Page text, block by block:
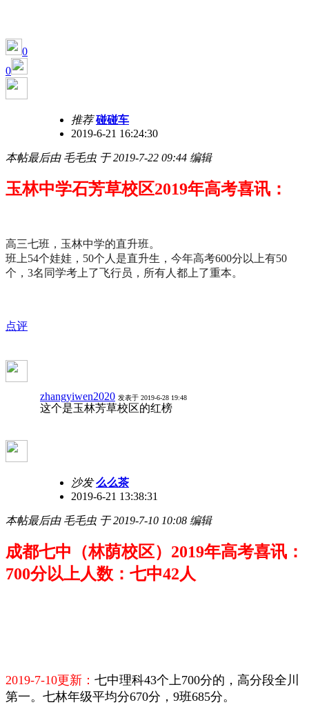
0
0
推荐碰碰车
2019-6-21 16:24:30
本帖最后由 毛毛虫 于 2019-7-22 09:44 编辑
玉林中学石芳草校区2019年高考喜讯：
高三七班，玉林中学的直升班。
班上54个娃娃，50个人是直升生，今年高考600分以上有50
个，3名同学考上了飞行员，所有人都上了重本。
点评
zhangyiwen2020 发表于 2019-6-28 19:48
这个是玉林芳草校区的红榜
沙发 么么茶
2019-6-21 13:38:31
本帖最后由 毛毛虫 于 2019-7-10 10:08 编辑
成都七中（林荫校区）2019年高考喜讯：
700分以上人数： 七中42人
2019-7-10更新： 七中理科43个上700分的，高分段全川
第一。七林年级平均分670分，9班685分。